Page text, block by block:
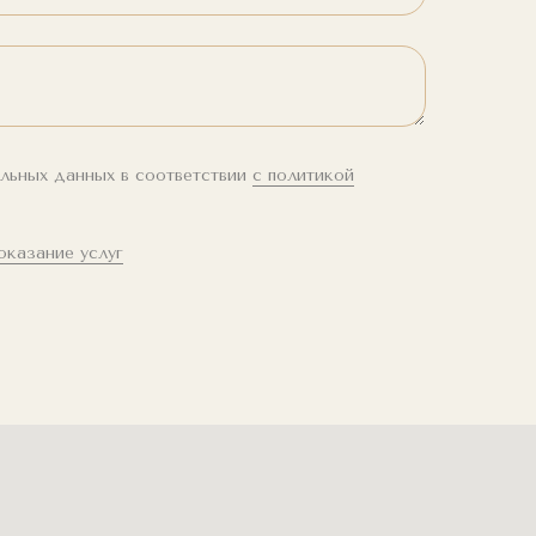
данных в соответствии с политикой
услуг